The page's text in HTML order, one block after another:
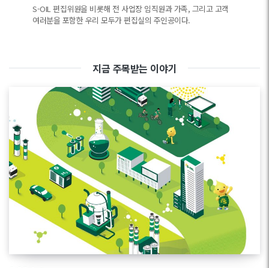
S-OIL 편집위원을 비롯해 전 사업장 임직원과 가족, 그리고 고객
여러분을 포함한 우리 모두가 편집실의 주인공이다.
지금 주목받는 이야기